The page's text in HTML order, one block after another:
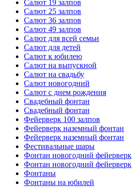
Салют 19 залпов
Салют 25 залпов
Салют 36 залпов
Салют 49 залпов
Салют для всей семьи
Салют для детей
Салют к юбилею
Салют на выпускной
Салют на свадьбу
Салют новогодний
Салют с днем рождения
Свадебный фонтан
Свадебный фонтан
Фейерверк 100 залпов
Фейерверк наземный фонтан
Фейерверк наземный фонтан
Фестивальные шары
Фонтан новогодний фейерверк
Фонтан новогодний фейерверк
Фонтаны
Фонтаны на юбилей